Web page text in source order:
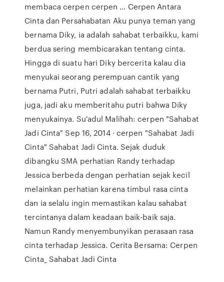
membaca cerpen cerpen … Cerpen Antara
Cinta dan Persahabatan Aku punya teman yang
bernama Diky, ia adalah sahabat terbaikku, kami
berdua sering membicarakan tentang cinta.
Hingga di suatu hari Diky bercerita kalau dia
menyukai seorang perempuan cantik yang
bernama Putri, Putri adalah sahabat terbaikku
juga, jadi aku memberitahu putri bahwa Diky
menyukainya. Su'adul Malihah: cerpen "Sahabat
Jadi Cinta" Sep 16, 2014 · cerpen "Sahabat Jadi
Cinta" Sahabat Jadi Cinta. Sejak duduk
dibangku SMA perhatian Randy terhadap
Jessica berbeda dengan perhatian sejak kecil
melainkan perhatian karena timbul rasa cinta
dan ia selalu ingin memastikan kalau sahabat
tercintanya dalam keadaan baik-baik saja.
Namun Randy menyembunyikan perasaan rasa
cinta terhadap Jessica. Cerita Bersama: Cerpen
Cinta_ Sahabat Jadi Cinta